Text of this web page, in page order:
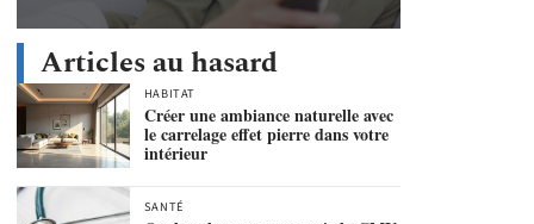
Articles au hasard
HABITAT
Créer une ambiance naturelle avec
le carrelage effet pierre dans votre
intérieur
SANTÉ